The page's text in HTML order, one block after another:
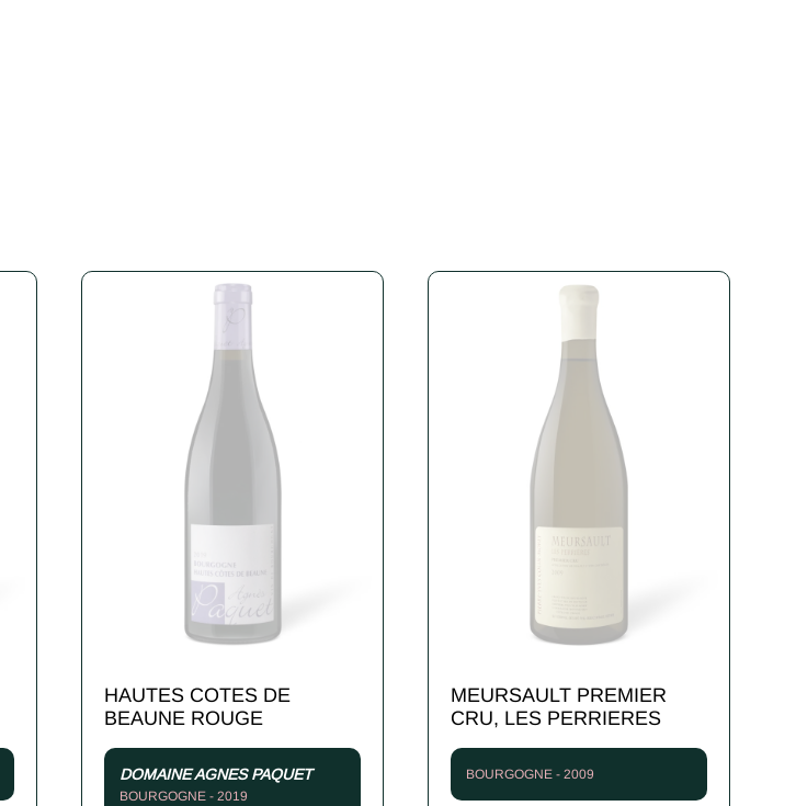
HAUTES COTES DE
BEAUNE ROUGE
DOMAINE AGNES PAQUET
BOURGOGNE - 2019
MEURSAULT PREMIER
CRU, LES PERRIERES
BOURGOGNE - 2009